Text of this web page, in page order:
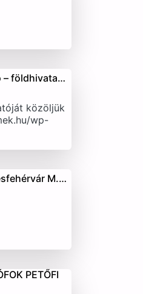
– földhivata…
közöljük
wp-
M.…
PETŐFI